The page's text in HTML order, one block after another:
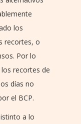
los
recortes, o
Por lo
recortes de
días no
el BCP.
a lo